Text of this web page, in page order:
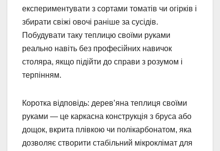
експериментувати з сортами томатів чи огірків і
збирати свіжі овочі раніше за сусідів.
Побудувати таку теплицю своїми руками
реально навіть без професійних навичок
столяра, якщо підійти до справи з розумом і
терпінням.
Коротка відповідь: дерев’яна теплиця своїми
руками — це каркасна конструкція з бруса або
дощок, вкрита плівкою чи полікарбонатом, яка
дозволяє створити стабільний мікроклімат для